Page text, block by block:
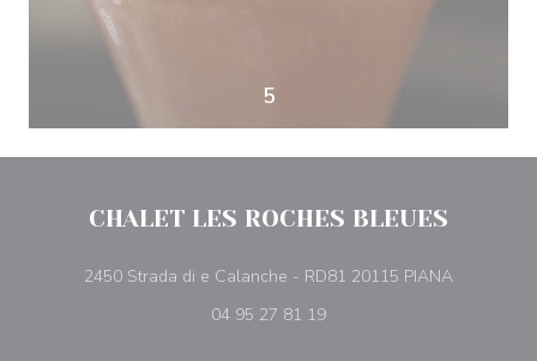
5
CHALET LES ROCHES BLEUES
2450 Strada di e Calanche - RD81 20115 PIANA((abre
04 95 27 81 19